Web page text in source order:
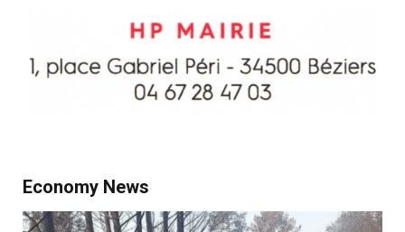
Economy News